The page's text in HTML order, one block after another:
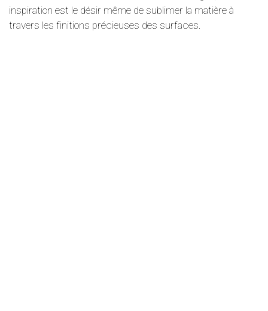
inspiration est le désir même de sublimer la matière à
travers les finitions précieuses des surfaces.